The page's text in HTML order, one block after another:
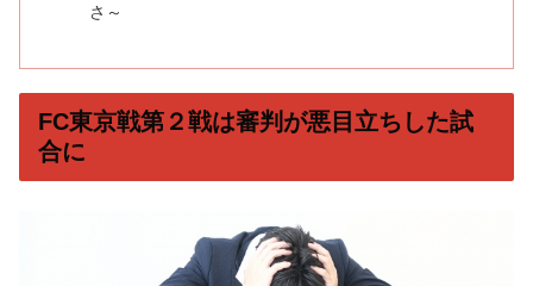
さ～
FC東京戦第２戦は審判が悪目立ちした試
合に